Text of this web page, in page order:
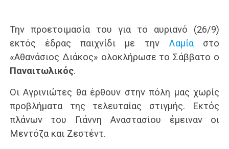
Την προετοιμασία του για το αυριανό (26/9)
εκτός έδρας παιχνίδι με την Λαμία στο
«Αθανάσιος Διάκος» ολοκλήρωσε το Σάββατο ο
Παναιτωλικός.
Οι Αγρινιώτες θα έρθουν στην πόλη μας χωρίς
προβλήματα της τελευταίας στιγμής. Εκτός
πλάνων του Γιάννη Αναστασίου έμειναν οι
Μεντόζα και Ζεστέντ.